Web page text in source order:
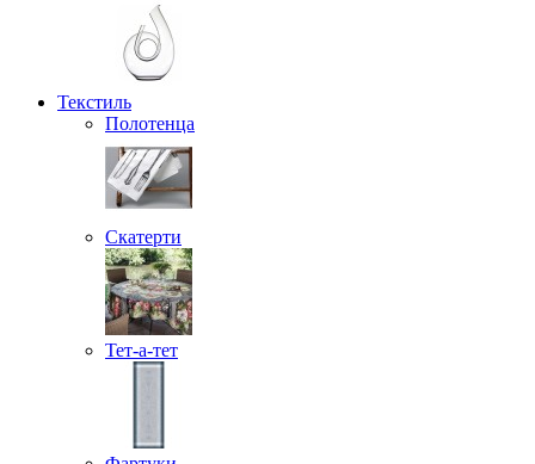
Текстиль
Полотенца
Скатерти
Тет-а-тет